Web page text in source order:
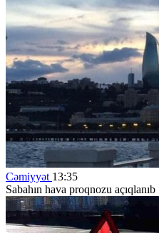
Cəmiyyət 13:35
Sabahın hava proqnozu açıqlanıb